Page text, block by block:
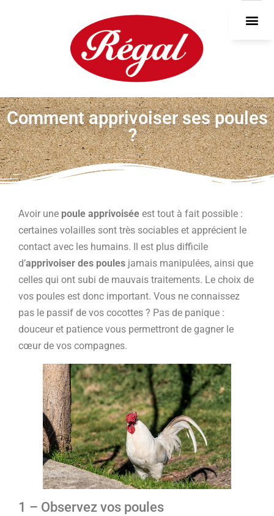
Comment apprivoiser ses poules
?
Avoir une poule apprivoisée est tout à fait possible :
certaines volailles sont très sociables et apprécient le
contact avec les humains. Il est plus difficile
d’apprivoiser des poules jamais manipulées, ainsi que
celles qui ont subi de mauvais traitements. Le choix de
vos poules est donc important. Vous ne connaissez
pas le passif de vos cocottes ? Pas de panique :
douceur et patience vous permettront de gagner le
cœur de vos compagnes.
1 – Observez vos poules